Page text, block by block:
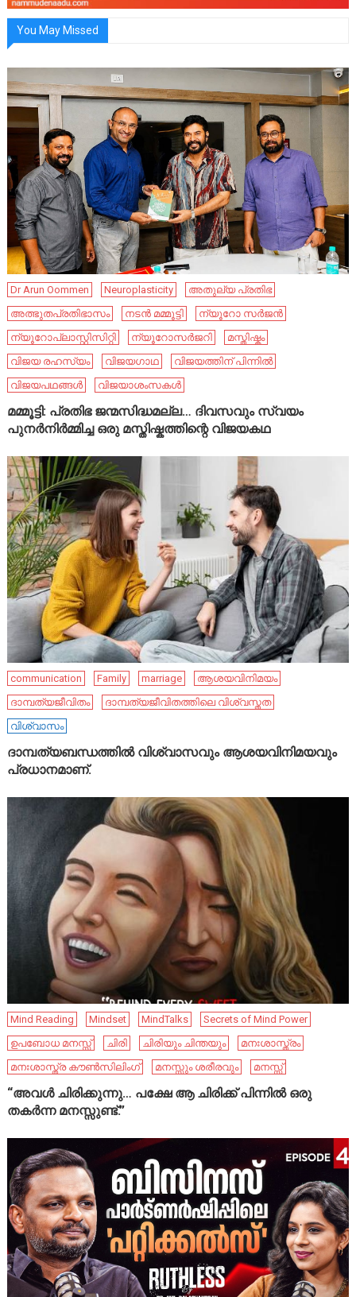
You May Missed
Dr Arun Oommen Neuroplasticity
അതുല്യ പ്രതിഭ
അത്ഭുതപ്രതിഭാസം
നടൻ മമ്മൂട്ടി
ന്യൂറോ സർജൻ
ന്യൂറോപ്ലാസ്റ്റിസിറ്റി
ന്യൂറോസർജറി
മസ്തിഷ്കം
വിജയ രഹസ്യം
വിജയഗാഥ
വിജയത്തിന് പിന്നിൽ
വിജയപഥങ്ങൾ
വിജയാശംസകൾ
മമ്മൂട്ടി: പ്രതിഭ ജന്മസിദ്ധമല്ല… ദിവസവും സ്വയം
പുനർനിർമ്മിച്ച ഒരു മസ്തിഷ്കത്തിന്റെ വിജയകഥ
communication Family marriage
ആശയവിനിമയം
ദാമ്പത്യജീവിതം
ദാമ്പത്യജീവിതത്തിലെ വിശ്വസ്തത
വിശ്വാസം
ദാമ്പത്യബന്ധത്തിൽ വിശ്വാസവും ആശയവിനിമയവും
പ്രധാനമാണ്.
Mind Reading Mindset MindTalks
Secrets of Mind Power
ഉപബോധ മനസ്സ്
ചിരി ചിരിയും ചിന്തയും
മനഃശാസ്ത്രം
മനഃശാസ്ത്ര കൗൺസിലിംഗ്
മനസ്സും ശരീരവും മനസ്സ്
“അവൾ ചിരിക്കുന്നു… പക്ഷേ ആ ചിരിക്ക് പിന്നിൽ ഒരു
തകർന്ന മനസ്സുണ്ട്.”